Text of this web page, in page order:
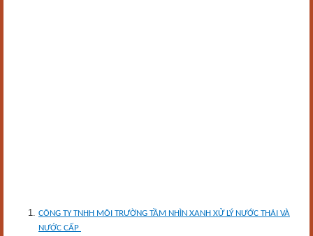
CÔNG TY TNHH MÔI TRƯỜNG TẦM NHÌN XANH XỬ LÝ NƯỚC THẢI VÀ
NƯỚC CẤP